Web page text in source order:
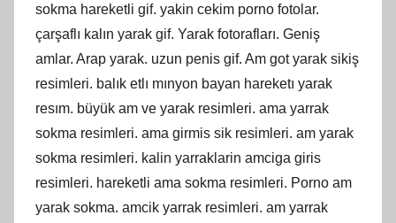
sokma hareketli gif. yakin cekim porno fotolar.
çarşaflı kalın yarak gif. Yarak fotorafları. Geniş
amlar. Arap yarak. uzun penis gif. Am got yarak sikiş
resimleri. balık etlı mınyon bayan hareketı yarak
resım. büyük am ve yarak resimleri. ama yarrak
sokma resimleri. ama girmis sik resimleri. am yarak
sokma resimleri. kalin yarraklarin amciga giris
resimleri. hareketli ama sokma resimleri. Porno am
yarak sokma. amcik yarrak resimleri. am yarrak